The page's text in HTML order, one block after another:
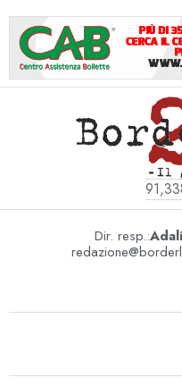
Dir. resp.: